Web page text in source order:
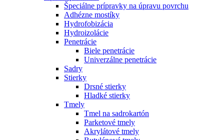
Špeciálne prípravky na úpravu povrchu
Adhézne mostíky
Hydrofobizácia
Hydroizolácie
Penetrácie
Biele penetrácie
Univerzálne penetrácie
Sadry
Stierky
Drsné stierky
Hladké stierky
Tmely
Tmel na sadrokartón
Parketové tmely
Akrylátové tmely